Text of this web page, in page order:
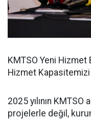
KMTSO Yeni Hizmet
Hizmet Kapasitemizi
2025 yılının KMTSO
projelerle değil,